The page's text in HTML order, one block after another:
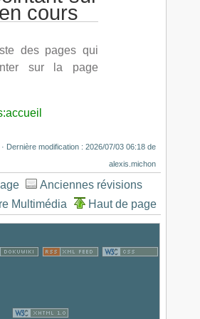
cours
des pages qui
sur la page
· Dernière modification :2026/07/03 06:18 de
alexis.michon
Anciennes révisions
Multimédia
Haut de page